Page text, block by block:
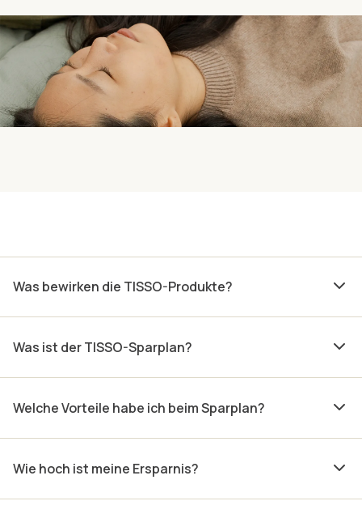
Was bewirken die TISSO-Produkte?
Was ist der TISSO-Sparplan?
Welche Vorteile habe ich beim Sparplan?
Wie hoch ist meine Ersparnis?